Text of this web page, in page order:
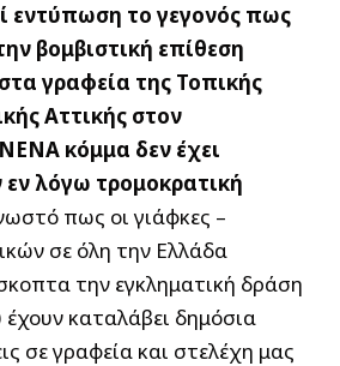
εντύπωση το γεγονός πως
βομβιστική επίθεση
γραφεία της Τοπικής
Αττικής στον
κόμμα δεν έχει
εν λόγω τρομοκρατική
πως οι γιάφκες –
σε όλη την Ελλάδα
την εγκληματική δράση
καταλάβει δημόσια
σε γραφεία και στελέχη μας